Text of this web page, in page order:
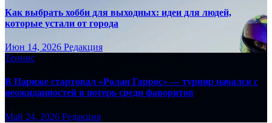
Как выбрать хобби для выходных: идеи для людей,
которые устали от города
Июн 14, 2026 Редакция
Теннис
В Париже стартовал «Ролан Гаррос» — турнир начался с
неожиданностей и потерь среди фаворитов
Май 24, 2026 Редакция